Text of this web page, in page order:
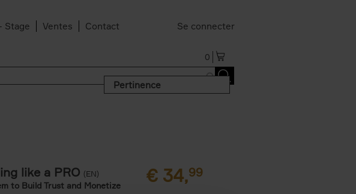
Stage Ventes Contact Se connecter
0
Pertinence
like a PRO (EN)
to Build Trust and Monetize
€ 34,99